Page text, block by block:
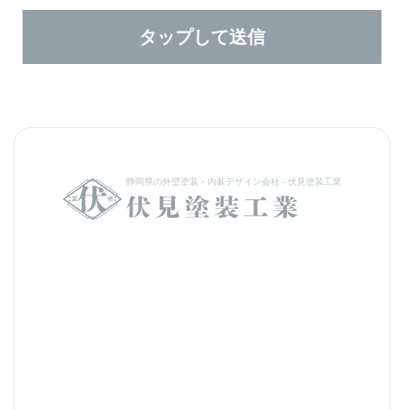
静岡県の外壁塗装・内装デザイン会社 - 伏見塗装工業